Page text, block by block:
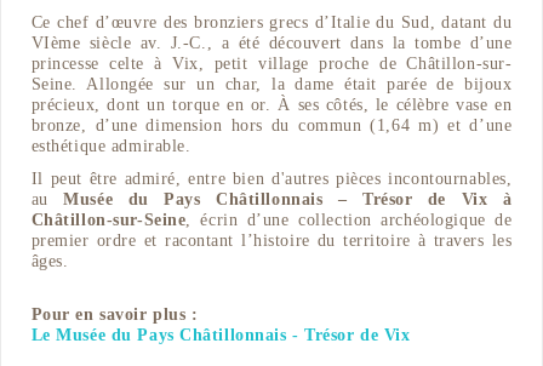
Ce chef d’œuvre des bronziers grecs d’Italie du Sud, datant du
VIème siècle av. J.-C., a été découvert dans la tombe d’une
princesse celte à Vix, petit village proche de Châtillon-sur-
Seine. Allongée sur un char, la dame était parée de bijoux
précieux, dont un torque en or. À ses côtés, le célèbre vase en
bronze, d’une dimension hors du commun (1,64 m) et d’une
esthétique admirable.
Il peut être admiré, entre bien d'autres pièces incontournables,
auMusée du Pays Châtillonnais
– Trésor de Vix à
Châtillon-sur-Seine, écrin d’une collection archéologique de
premier ordre et racontant l’histoire du territoire à travers les
âges.
Pour en savoir plus :
Le Musée du Pays Châtillonnais - Trésor de Vix